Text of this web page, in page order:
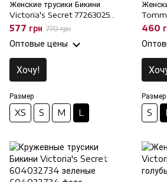
Женские трусики Бикини
Victoria's Secret 77263025
розовые, L
577 грн 770 грн
Оптовые цены
Хочу!
Размер
XS S M L
460
Размер
S